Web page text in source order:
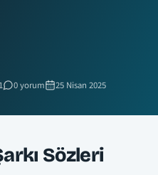
0 yorum 25 Nisan 2025
Sözleri